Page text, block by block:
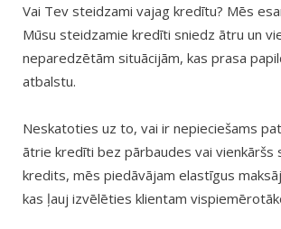
Vai Tev steidzami vajag kredītu? Mēs
Mūsu steidzamie kredīti sniedz ātru un
neparedzētām situācijām, kas prasa
atbalstu.
Neskatoties uz to, vai ir nepieciešams
ātrie kredīti bez pārbaudes vai vienkāršs
kredits, mēs piedāvājam elastīgus
kas ļauj izvēlēties klientam